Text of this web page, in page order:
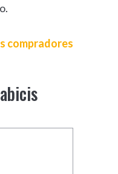
compradores